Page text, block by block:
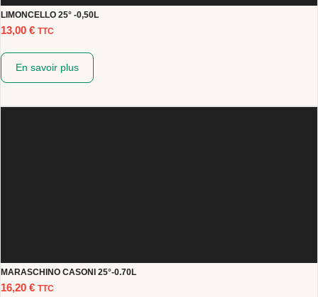
LIMONCELLO 25° -0,50L
13,00 € TTC
En savoir plus
MARASCHINO CASONI 25°-0.70L
16,20 € TTC